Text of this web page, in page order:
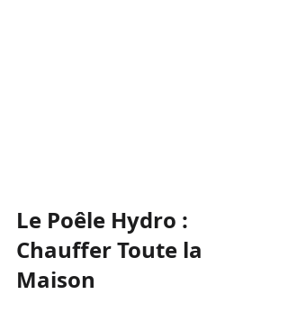
Le Poêle Hydro :
Chauffer Toute la
Maison